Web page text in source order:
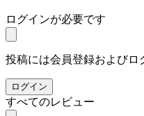
ログインが必要です
投稿には会員登録およびロ
ログイン
すべてのレビュー